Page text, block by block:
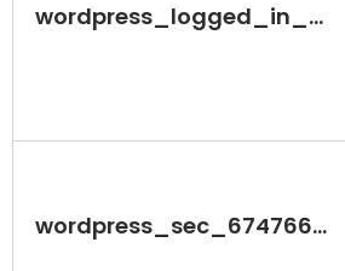
wordpress_logged_in_…
wordpress_sec_674766…